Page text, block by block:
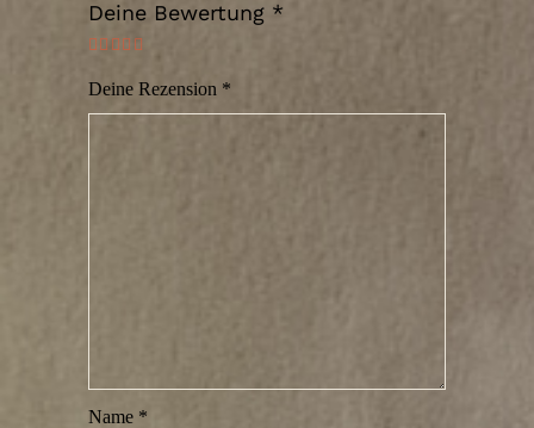
Deine Bewertung *
Deine Rezension *
Name *